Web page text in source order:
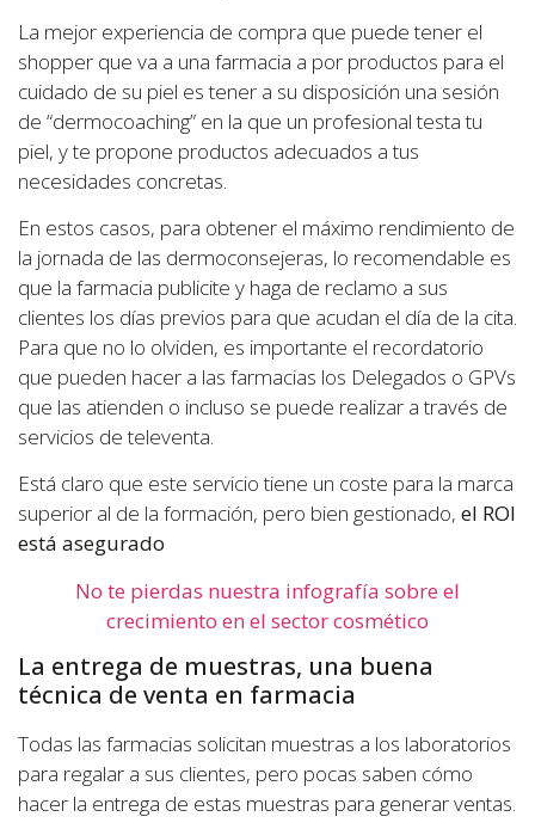
La mejor experiencia de compra que puede tener el
shopper que va a una farmacia a por productos para el
cuidado de su piel es tener a su disposición una sesión
de “dermocoaching” en la que un profesional testa tu
piel, y te propone productos adecuados a tus
necesidades concretas.
En estos casos, para obtener el máximo rendimiento de
la jornada de las dermoconsejeras, lo recomendable es
que la farmacia publicite y haga de reclamo a sus
clientes los días previos para que acudan el día de la cita.
Para que no lo olviden, es importante el recordatorio
que pueden hacer a las farmacias los Delegados o GPVs
que las atienden o incluso se puede realizar a través de
servicios de televenta.
Está claro que este servicio tiene un coste para la marca
superior al de la formación, pero bien gestionado, el ROI
está asegurado
No te pierdas nuestra infografía sobre el
crecimiento en el sector cosmético
La entrega de muestras, una buena
técnica de venta en farmacia
Todas las farmacias solicitan muestras a los laboratorios
para regalar a sus clientes, pero pocas saben cómo
hacer la entrega de estas muestras para generar ventas.